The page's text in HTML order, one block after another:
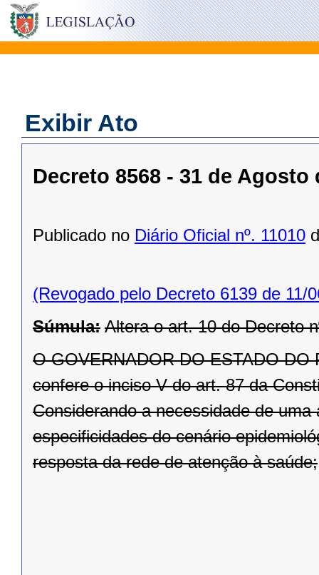
Exibir Ato
Decreto 8568 - 31 de Agosto
Publicado no Diário Oficial nº. 11010
(Revogado pelo Decreto 6139 de 11/
Súmula: Altera o art. 10 do Decreto
O GOVERNADOR DO ESTADO DO
confere o inciso V do art. 87 da
Considerando a necessidade de
especificidades do cenário
resposta da rede de atenção à saúde;